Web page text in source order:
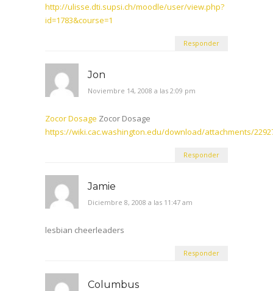
http://ulisse.dti.supsi.ch/moodle/user/view.php?
id=1783&course=1
Responder
Jon
Noviembre 14, 2008 a las 2:09 pm
Zocor Dosage Zocor Dosage
https://wiki.cac.washington.edu/download/attachments/
Responder
Jamie
Diciembre 8, 2008 a las 11:47 am
lesbian cheerleaders
Responder
Columbus